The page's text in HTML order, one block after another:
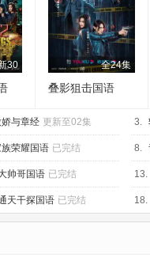
30 全24集
叠影狙击国语
与章经 更新至02集 3.
荣耀国语 已完结 8.
帅哥国语 已完结 13.
天干探国语 已完结 18.